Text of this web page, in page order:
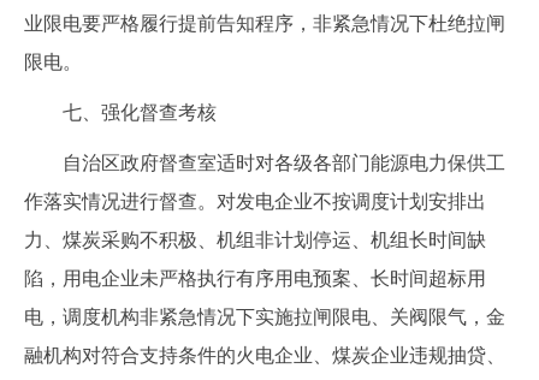
业限电要严格履行提前告知程序，非紧急情况下杜绝拉闸
限电。
七、强化督查考核
自治区政府督查室适时对各级各部门能源电力保供工
作落实情况进行督查。对发电企业不按调度计划安排出
力、煤炭采购不积极、机组非计划停运、机组长时间缺
陷，用电企业未严格执行有序用电预案、长时间超标用
电，调度机构非紧急情况下实施拉闸限电、关阀限气，金
融机构对符合支持条件的火电企业、煤炭企业违规抽贷、